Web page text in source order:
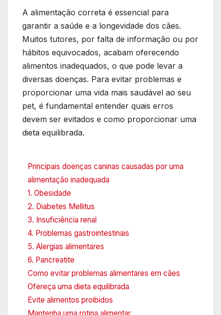
A alimentação correta é essencial para
garantir a saúde e a longevidade dos cães.
Muitos tutores, por falta de informação ou por
hábitos equivocados, acabam oferecendo
alimentos inadequados, o que pode levar a
diversas doenças. Para evitar problemas e
proporcionar uma vida mais saudável ao seu
pet, é fundamental entender quais erros
devem ser evitados e como proporcionar uma
dieta equilibrada.
Principais doenças caninas causadas por uma
alimentação inadequada
1. Obesidade
2. Diabetes Mellitus
3. Insuficiência renal
4. Problemas gastrointestinais
5. Alergias alimentares
6. Pancreatite
Como evitar problemas alimentares em cães
Ofereça uma dieta equilibrada
Evite alimentos proibidos